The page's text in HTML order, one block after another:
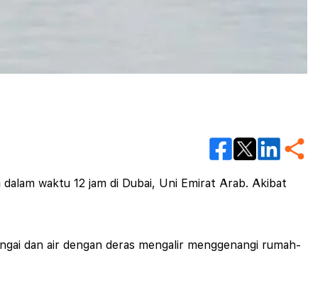
waktu 12 jam di Dubai, Uni Emirat Arab. Akibat
dan air dengan deras mengalir menggenangi rumah-